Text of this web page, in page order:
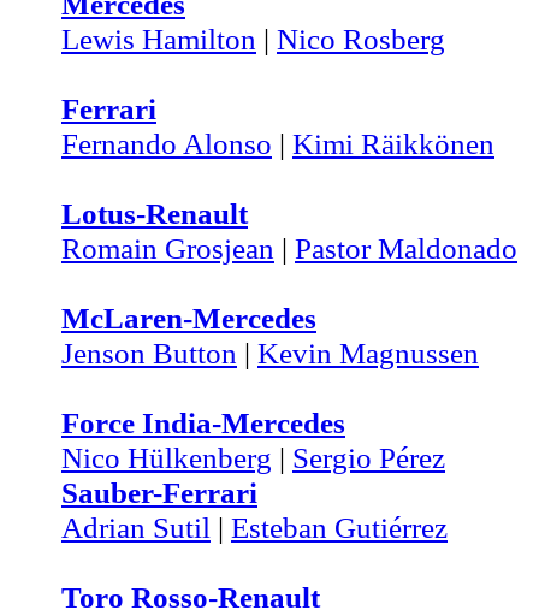
Lewis Hamilton | Nico Rosberg
Ferrari
Fernando Alonso | Kimi Räikkönen
Lotus-Renault
Romain Grosjean | Pastor Maldonado
McLaren-Mercedes
Jenson Button | Kevin Magnussen
Force India-Mercedes
Nico Hülkenberg | Sergio Pérez
Sauber-Ferrari
Adrian Sutil | Esteban Gutiérrez
Toro Rosso-Renault